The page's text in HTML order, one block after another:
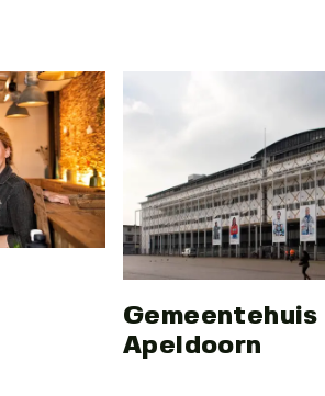
Gemeentehuis
Apeldoorn